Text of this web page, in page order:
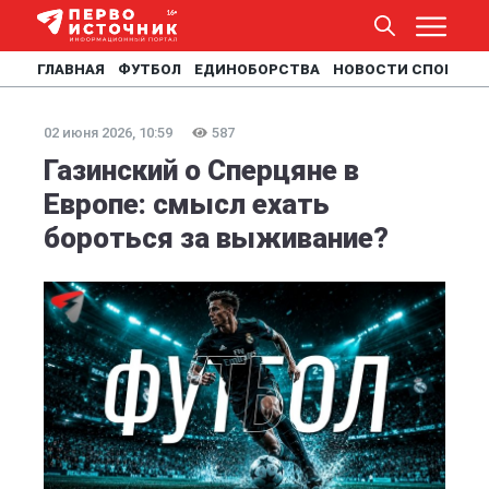
ГЛАВНАЯ ФУТБОЛ ЕДИНОБОРСТВА НОВОСТИ СПОРТА
02 июня 2026, 10:59 587
Газинский о Сперцяне в
Европе: смысл ехать
бороться за выживание?